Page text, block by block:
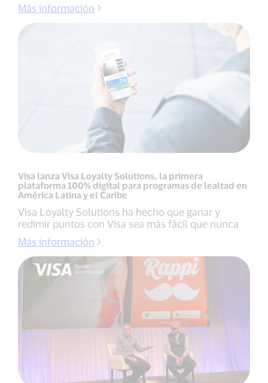
Más información
Visa lanza Visa Loyalty Solutions, la primera
plataforma 100% digital para programas de lealtad en
América Latina y el Caribe
Visa Loyalty Solutions ha hecho que ganar y
redimir puntos con Visa sea más fácil que nunca
Más información